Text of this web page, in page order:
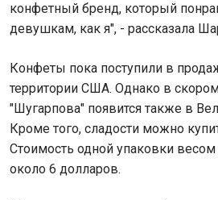
конфетный бренд, который
девушкам, как я", - рассказала
Конфеты пока поступили в
территории США. Однако в
"Шугарпова" появится также в
Кроме того, сладости можно
Стоимость одной упаковки весом
около 6 долларов.